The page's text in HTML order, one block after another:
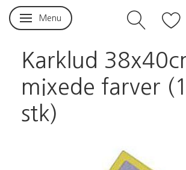
Skifte navigation
Menu
Karklud
mixede farver
stk)